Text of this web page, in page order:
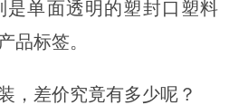
是单面透明的塑封口塑料
品标签。
，差价究竟有多少呢？